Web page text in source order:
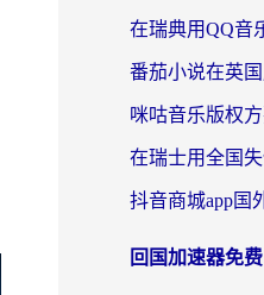
回国加速器免费